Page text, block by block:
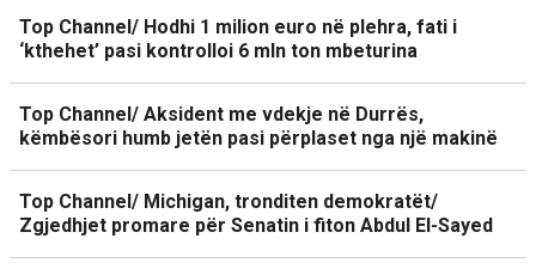
Top Channel/ Hodhi 1 milion euro në plehra, fati i
‘kthehet’ pasi kontrolloi 6 mln ton mbeturina
Top Channel/ Aksident me vdekje në Durrës,
këmbësori humb jetën pasi përplaset nga një makinë
Top Channel/ Michigan, tronditen demokratët/
Zgjedhjet promare për Senatin i fiton Abdul El-Sayed